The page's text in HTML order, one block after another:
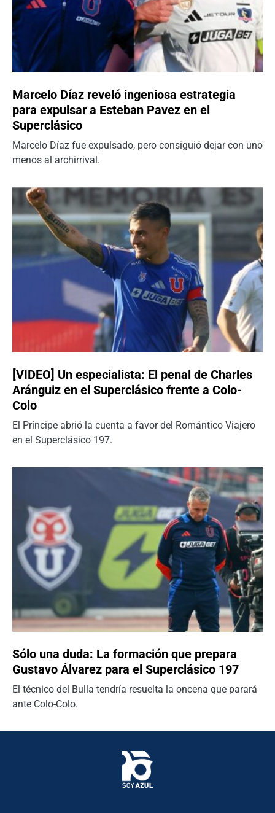
Marcelo Díaz reveló ingeniosa estrategia
para expulsar a Esteban Pavez en el
Superclásico
Marcelo Díaz fue expulsado, pero consiguió dejar con uno
menos al archirrival.
[VIDEO] Un especialista: El penal de Charles
Aránguiz en el Superclásico frente a Colo-
Colo
El Príncipe abrió la cuenta a favor del Romántico Viajero
en el Superclásico 197.
Sólo una duda: La formación que prepara
Gustavo Álvarez para el Superclásico 197
El técnico del Bulla tendría resuelta la oncena que parará
ante Colo-Colo.